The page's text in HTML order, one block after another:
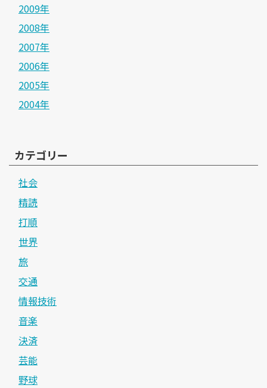
2009年
2008年
2007年
2006年
2005年
2004年
カテゴリー
社会
精読
打順
世界
旅
交通
情報技術
音楽
決済
芸能
野球